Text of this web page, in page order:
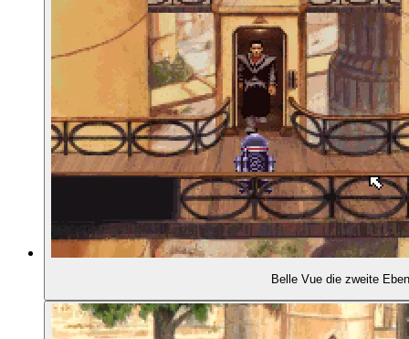
01:45:58 - Nächstes Projekt: Irgendwas mit Science Fiction
- King's Quest 6 für den Amiga
01:47:17 - Das Konzept entsteht
- Zeitgeist und die Industriestadt Hull
01:49:24 - Dave Gibbons kommt ins Projekt
01:51:11 - Der beiliegende Comic
Belle Vue die zweite